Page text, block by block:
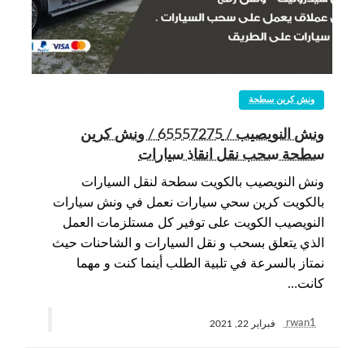
ونش كرين سطحة
ونش النويصيب / 65557275 / ونش كرين
سطحة سحب نقل انقاذ سيارات
ونش النويصيب بالكويت سطحة لنقل السيارات
بالكويت كرين سحي سيارات نعمل في ونش سيارات
النويصيب الكويت على توفير كل مستلزمات العمل
الذي يتعلق بسحب و نقل السيارات و الشاحنات حيث
نمتاز بالسرعة في تلبية الطلب أينما كنت و مهما
كانت…
rwan1 فبراير 22, 2021